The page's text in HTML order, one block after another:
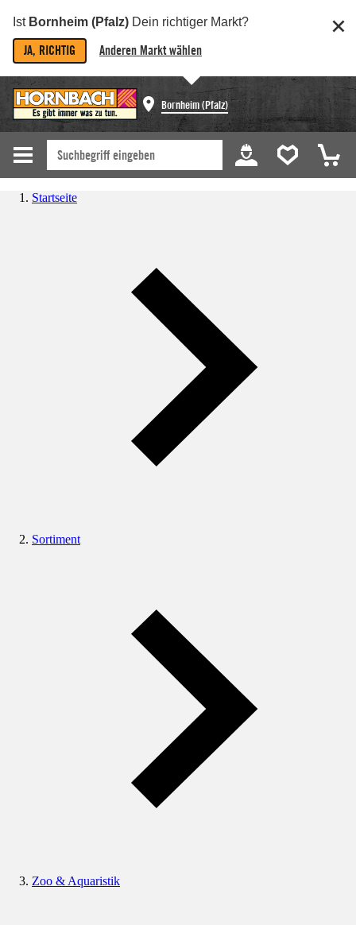
Ist Bornheim (Pfalz) Dein richtiger Markt?
JA, RICHTIG Anderen Markt wählen
Bornheim (Pfalz)
Startseite
Sortiment
Zoo & Aquaristik